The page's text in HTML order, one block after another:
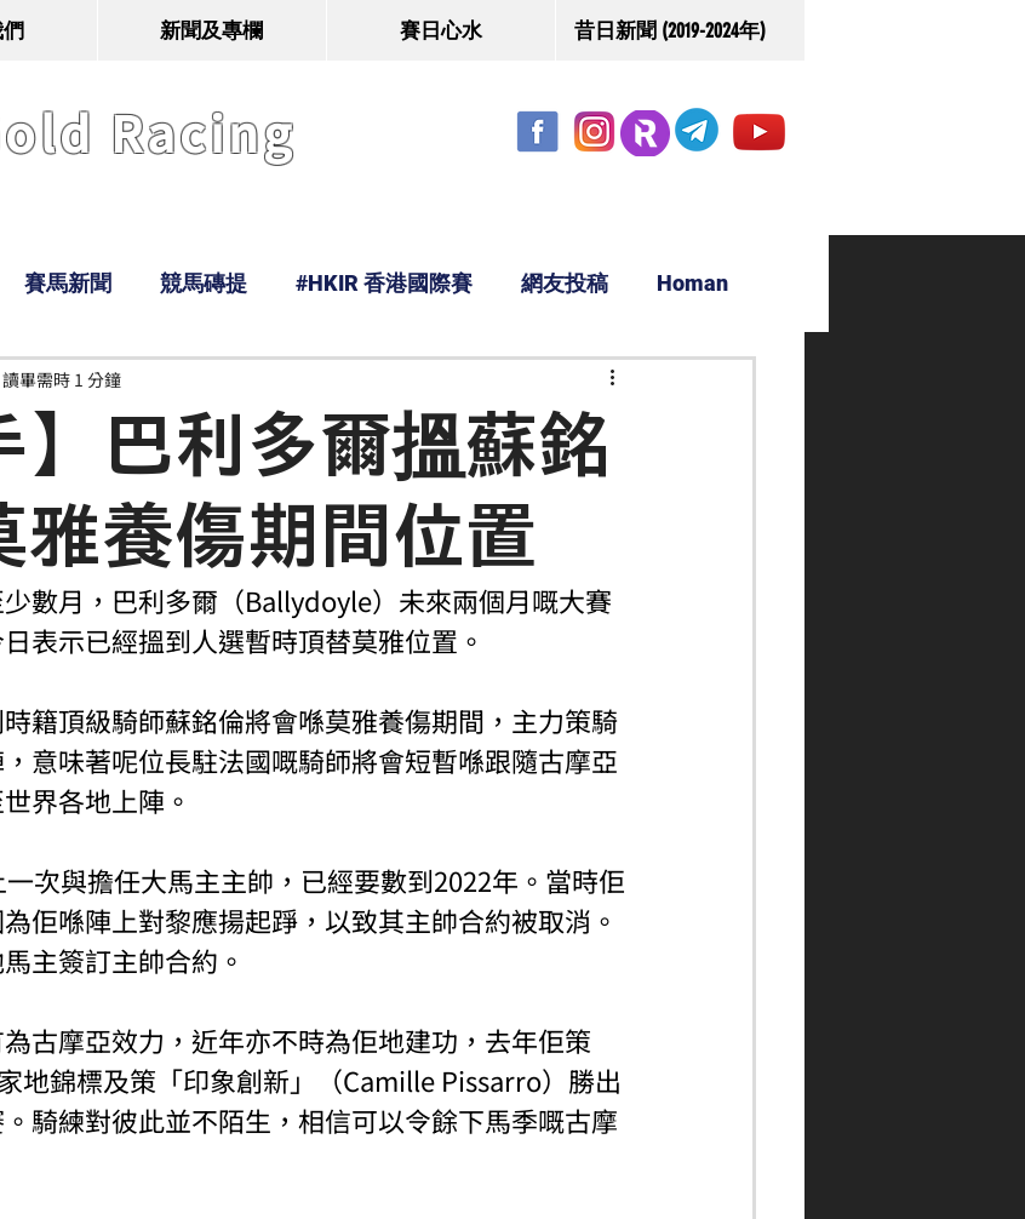
新聞及專欄 賽日心水 昔日新聞 (2019-2024年)
Racing
賽馬新聞 競馬磚提 #HKIR 香港國際賽 網友投稿 Homan
鹿
】巴利多爾搵蘇銘
雅養傷期間位置
讀畢需時 1 分鐘
數月，巴利多爾（Ballydoyle）未來兩個月嘅大賽
表示已經搵到人選暫時頂替莫雅位置。
籍頂級騎師蘇銘倫將會喺莫雅養傷期間，主力策騎
意味著呢位長駐法國嘅騎師將會短暫喺跟隨古摩亞
界各地上陣。
次與擔任大馬主主帥，已經要數到2022年。當時佢
佢喺陣上對黎應揚起踭，以致其主帥合約被取消。
主簽訂主帥合約。
古摩亞效力，近年亦不時為佢地建功，去年佢策
地錦標及策「印象創新」（Camille Pissarro）勝出
騎練對彼此並不陌生，相信可以令餘下馬季嘅古摩